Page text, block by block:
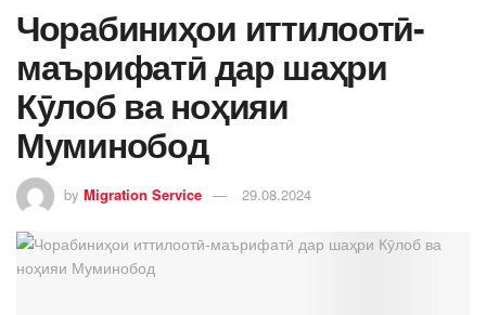
Чорабиниҳои иттилоотӣ-
маърифатӣ дар шаҳри
Кӯлоб ва ноҳияи
Муминобод
by Migration Service 29.08.2024